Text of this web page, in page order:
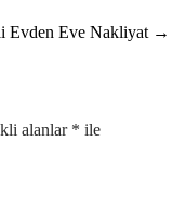
Evden Eve Nakliyat →
alanlar * ile